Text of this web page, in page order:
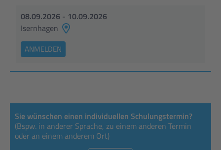
08.09.2026 - 10.09.2026
Isernhagen
ANMELDEN
Sie wünschen einen individuellen Schulungstermin?
(Bspw. in anderer Sprache, zu einem anderen Termin
oder an einem anderem Ort)